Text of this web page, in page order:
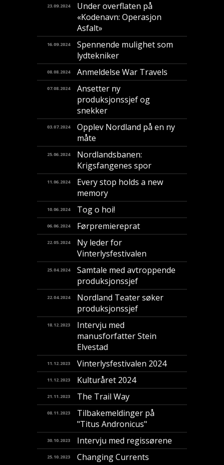
23.09.2024
Under overflaten på
«Kodenavn: Operasjon
Asfalt»
16.09.2024
Spennende mulighet som
lydtekniker
08.08.2024 Anmeldelse War Travels
07.08.2024
Ansetter ny
produksjonssjef og
snekker
03.07.2024
Opplev Nordland på en ny
måte
25.06.2024
Nordlandsbanen:
Krigsfangenes spor
11.06.2024
Every stop holds a new
memory
10.06.2024 Tog o hoi!
06.06.2024 Førpremiereprat
22.05.2024
Ny leder for
Vinterlysfestivalen
25.04.2024
Samtale med avtroppende
produksjonssjef
22.04.2024
Nordland Teater søker
produksjonssjef
18.12.2023
Intervju med
manusforfatter Stein
Elvestad
11.12.2023 Vinterlysfestivalen 2024
11.12.2023 Kulturåret 2024
21.11.2023 The Trail Way
08.11.2023
Tilbakemeldinger på
"Titus Andronicus"
30.10.2023 Intervju med regissørene
25.10.2023 Changing Currents